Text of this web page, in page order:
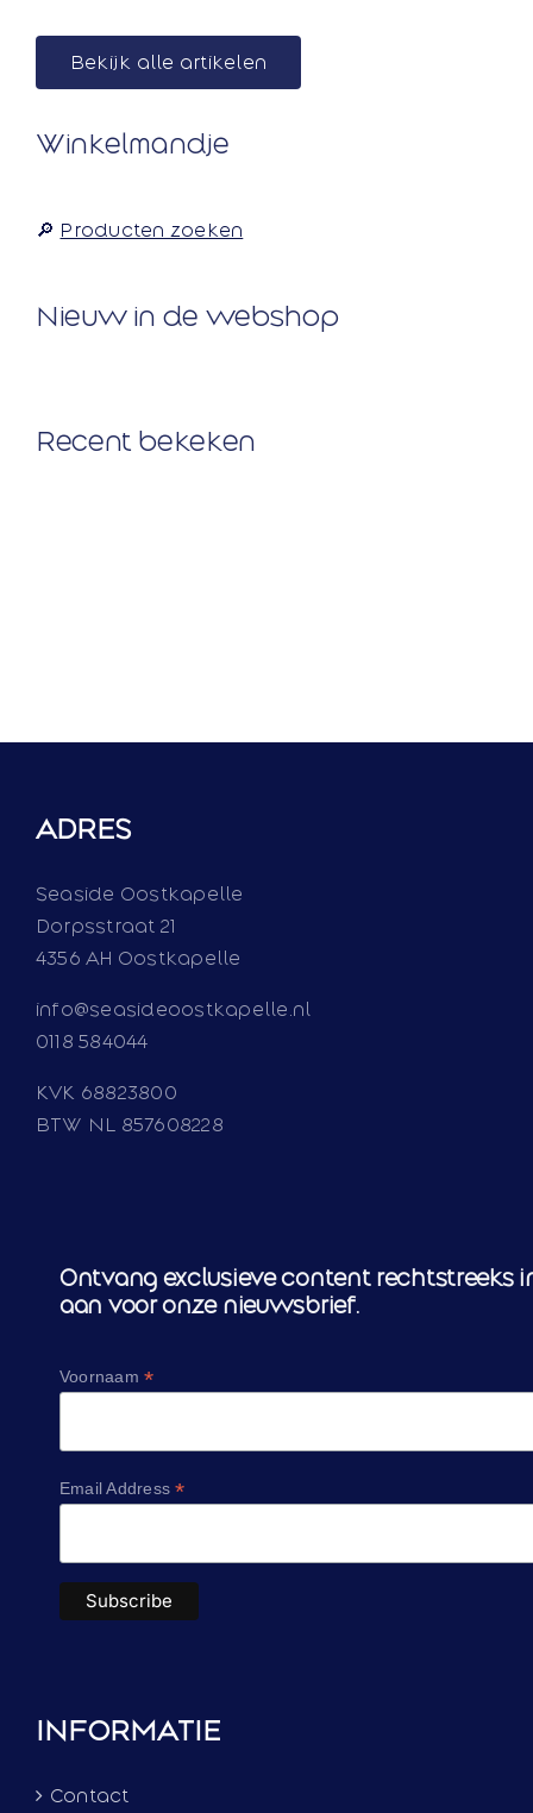
naar
Bekijk alle artikelen
Winkelmandje
🔎 Producten zoeken
Nieuw in de webshop
Recent bekeken
ADRES
Seaside Oostkapelle
Dorpsstraat 21
4356 AH Oostkapelle
info@seasideoostkapelle.nl
0118 584044
KVK 68823800
BTW NL 857608228
Ontvang exclusieve content rechtstreeks
aan voor onze nieuwsbrief.
Voornaam*
Email Address*
INFORMATIE
Contact